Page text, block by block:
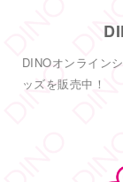
DINOオンライン
ッズを販売中！